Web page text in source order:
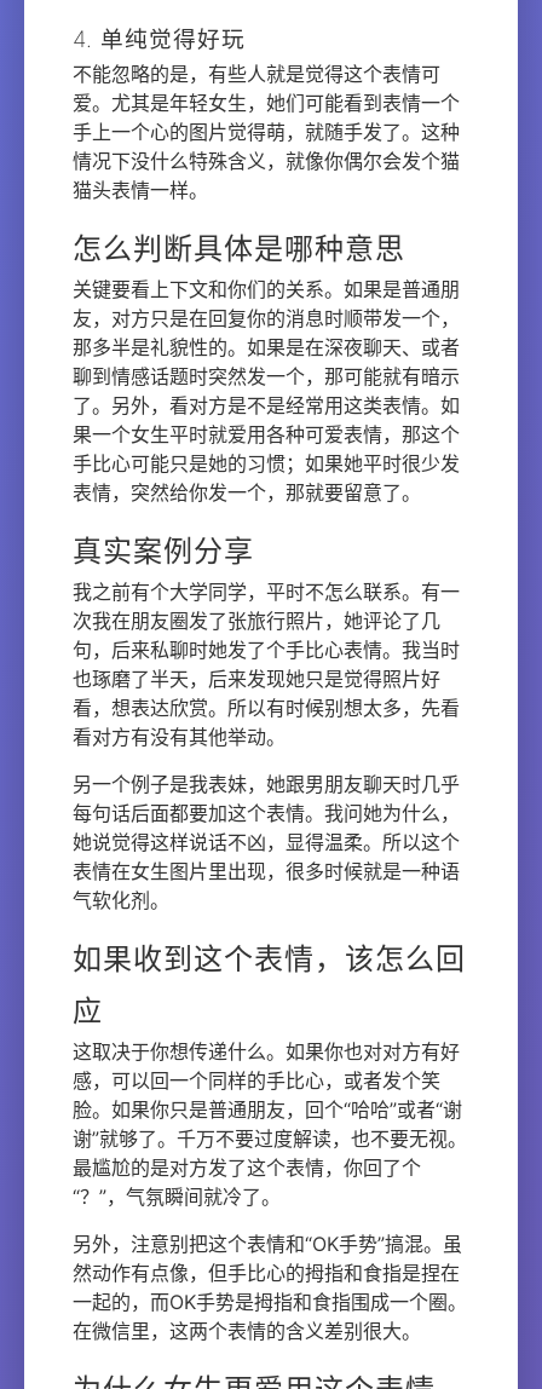
4. 单纯觉得好玩
不能忽略的是，有些人就是觉得这个表情可
爱。尤其是年轻女生，她们可能看到表情一个
手上一个心的图片觉得萌，就随手发了。这种
情况下没什么特殊含义，就像你偶尔会发个猫
猫头表情一样。
怎么判断具体是哪种意思
关键要看上下文和你们的关系。如果是普通朋
友，对方只是在回复你的消息时顺带发一个，
那多半是礼貌性的。如果是在深夜聊天、或者
聊到情感话题时突然发一个，那可能就有暗示
了。另外，看对方是不是经常用这类表情。如
果一个女生平时就爱用各种可爱表情，那这个
手比心可能只是她的习惯；如果她平时很少发
表情，突然给你发一个，那就要留意了。
真实案例分享
我之前有个大学同学，平时不怎么联系。有一
次我在朋友圈发了张旅行照片，她评论了几
句，后来私聊时她发了个手比心表情。我当时
也琢磨了半天，后来发现她只是觉得照片好
看，想表达欣赏。所以有时候别想太多，先看
看对方有没有其他举动。
另一个例子是我表妹，她跟男朋友聊天时几乎
每句话后面都要加这个表情。我问她为什么，
她说觉得这样说话不凶，显得温柔。所以这个
表情在女生图片里出现，很多时候就是一种语
气软化剂。
如果收到这个表情，该怎么回
应
这取决于你想传递什么。如果你也对对方有好
感，可以回一个同样的手比心，或者发个笑
脸。如果你只是普通朋友，回个“哈哈”或者“谢
谢”就够了。千万不要过度解读，也不要无视。
最尴尬的是对方发了这个表情，你回了个
“？”，气氛瞬间就冷了。
另外，注意别把这个表情和“OK手势”搞混。虽
然动作有点像，但手比心的拇指和食指是捏在
一起的，而OK手势是拇指和食指围成一个圈。
在微信里，这两个表情的含义差别很大。